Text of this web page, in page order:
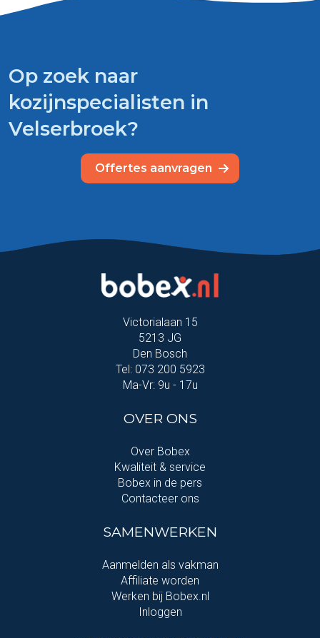
Op zoek naar
kozijnspecialisten in
Velserbroek?
Offertes aanvragen
Victorialaan 15
5213 JG
Den Bosch
Tel: 073 200 5923
Ma-Vr: 9u - 17u
OVER ONS
Over Bobex
Kwaliteit & service
Bobex in de pers
Contacteer ons
SAMENWERKEN
Aanmelden als vakman
Affiliate worden
Werken bij Bobex.nl
Inloggen